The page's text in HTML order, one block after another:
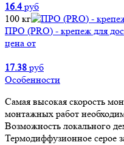
16.4руб
100 кг
ПРО (PRO) - крепеж для
цена от
17.38 руб
Особенности
Самая высокая скорость
монтажных работ
Возможность локального
Термодиффузионное серое